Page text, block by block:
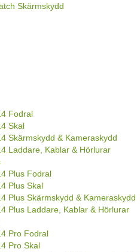
Skärmskydd
Fodral
Skal
Skärmskydd & Kameraskydd
Laddare, Kablar & Hörlurar
Plus Fodral
Plus Skal
Plus Skärmskydd & Kameraskydd
Plus Laddare, Kablar & Hörlurar
Pro Fodral
Pro Skal